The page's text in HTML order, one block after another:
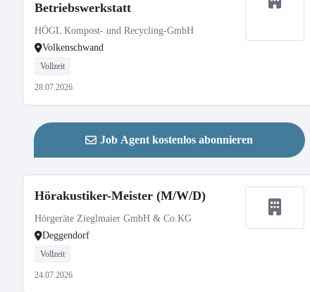
Betriebswerkstatt
HÖGL Kompost- und Recycling-GmbH
Volkenschwand
Vollzeit
28.07.2026
Job Agent kostenlos abonnieren
Hörakustiker-Meister (M/W/D)
Hörgeräte Zieglmaier GmbH & Co.KG
Deggendorf
Vollzeit
24.07.2026